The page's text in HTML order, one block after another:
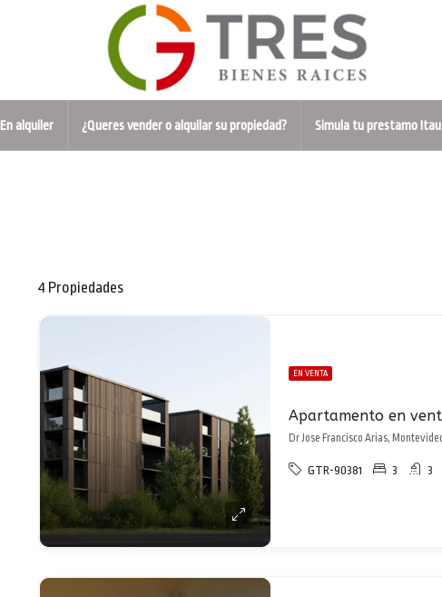
En alquiler ¿Queres vender o alquilar su propiedad? Simula tu prestamo Itau
4 Propiedades
EN VENTA
GTR-90381 3 3